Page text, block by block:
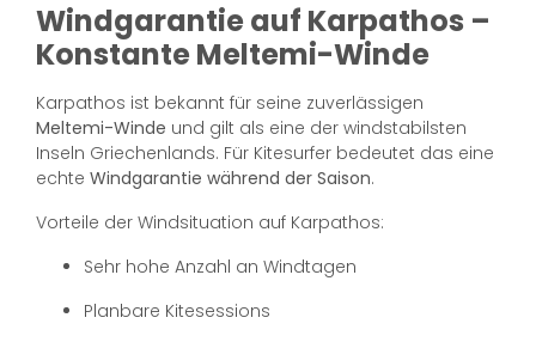
Windgarantie auf Karpathos –
Konstante Meltemi-Winde
Karpathos ist bekannt für seine zuverlässigen
Meltemi-Winde und gilt als eine der windstabilsten
Inseln Griechenlands. Für Kitesurfer bedeutet das eine
echte Windgarantie während der Saison.
Vorteile der Windsituation auf Karpathos:
Sehr hohe Anzahl an Windtagen
Planbare Kitesessions